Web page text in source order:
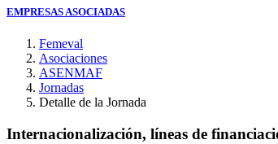
EMPRESAS ASOCIADAS
Femeval
Asociaciones
ASENMAF
Jornadas
Detalle de la Jornada
Internacionalización, líneas de